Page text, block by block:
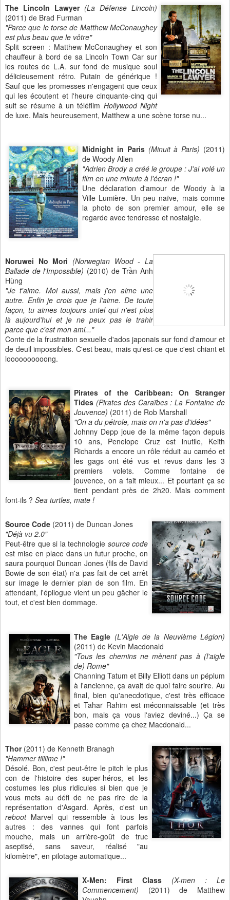
The Lincoln Lawyer (La Défense Lincoln)
(2011) de Brad Furman
"Parce que le torse de Matthew McConaughey
est plus beau que le vôtre"
Split screen : Matthew McConaughey et son
chauffeur à bord de sa Lincoln Town Car sur
les routes de L.A. sur fond de musique soul
délicieusement rétro. Putain de générique !
Sauf que les promesses n'engagent que ceux
qui les écoutent et l'heure cinquante-cinq qui
suit se résume à un téléfilm Hollywood Night
de luxe. Mais heureusement, Matthew a une scène torse nu...
Midnight in Paris (Minuit à Paris) (2011)
de Woody Allen
"Adrien Brody a créé le groupe : J'ai volé un
film en une minute à l'écran !"
Une déclaration d'amour de Woody à la
Ville Lumière. Un peu naïve, mais comme
la photo de son premier amour, elle se
regarde avec tendresse et nostalgie.
Noruwei No Mori (Norwegian Wood - La
Ballade de l'Impossible) (2010) de Trần Anh
Hùng
"Je t'aime. Moi aussi, mais j'en aime une
autre. Enfin je crois que je l'aime. De toute
façon, tu aimes toujours untel qui n'est plus
là aujourd'hui et je ne peux pas le trahir
parce que c'est mon ami..."
Conte de la frustration sexuelle d'ados japonais sur fond d'amour et
de deuil impossibles. C'est beau, mais qu'est-ce que c'est chiant et
loooooooooong.
Pirates of the Caribbean: On Stranger
Tides (Pirates des Caraïbes : La Fontaine de
Jouvence) (2011) de Rob Marshall
"On a du pétrole, mais on n'a pas d'idées"
Johnny Depp joue de la même façon depuis
10 ans, Penelope Cruz est inutile, Keith
Richards a encore un rôle réduit au caméo et
les gags ont été vus et revus dans les 3
premiers volets. Comme fontaine de
jouvence, on a fait mieux... Et pourtant ça se
tient pendant près de 2h20. Mais comment
font-ils ? Sea turtles, mate !
Source Code (2011) de Duncan Jones
"Déjà vu 2.0"
Peut-être que si la technologie source code
est mise en place dans un futur proche, on
saura pourquoi Duncan Jones (fils de David
Bowie de son état) n'a pas fait de cet arrêt
sur image le dernier plan de son film. En
attendant, l'épilogue vient un peu gâcher le
tout, et c'est bien dommage.
The Eagle (L'Aigle de la Neuvième Légion)
(2011) de Kevin Macdonald
"Tous les chemins ne mènent pas à (l'aigle
de) Rome"
Channing Tatum et Billy Elliott dans un péplum
à l'ancienne, ça avait de quoi faire sourire. Au
final, bien qu'anecdotique, c'est très efficace
et Tahar Rahim est méconnaissable (et très
bon, mais ça vous l'aviez deviné...) Ça se
passe comme ça chez Macdonald...
Thor(2011) de Kenneth Branagh
"Hammer tiiiiime !"
Désolé. Bon, c'est peut-être le pitch le plus
con de l'histoire des super-héros, et les
costumes les plus ridicules si bien que je
vous mets au défi de ne pas rire de la
représentation d'Asgard. Après, c'est un
rebootMarvel qui ressemble à tous les
autres : des vannes qui font parfois
mouche, mais un arrière-goût de truc
aseptisé, sans saveur, réalisé "au
kilomètre", en pilotage automatique...
X-Men: First Class (X-men : Le
Commencement) (2011) de Matthew